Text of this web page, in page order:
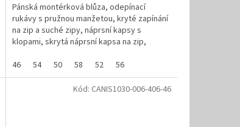
56 66 62
Pánská montérková blůza, odepínací
rukávy s pružnou manžetou, kryté zapínání
na zip a suché zipy, náprsní kapsy s
klopami, skrytá náprsní kapsa na zip,
46
54 50 58 52 56
Kód: CANIS1030-006-406-46